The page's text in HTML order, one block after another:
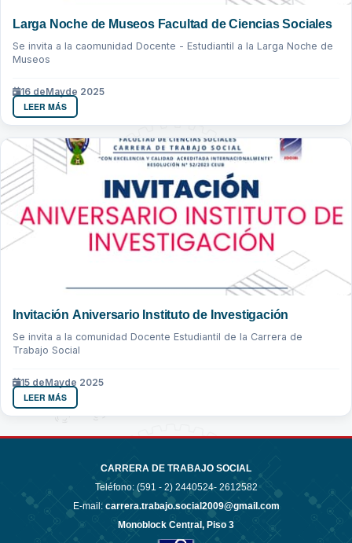
Larga Noche de Museos Facultad de Ciencias Sociales
Se invita a la caomunidad Docente - Estudiantil a la Larga Noche de
Museos
16 deMayde 2025
LEER MÁS
Invitación Aniversario Instituto de Investigación
Se invita a la comunidad Docente Estudiantil de la Carrera de
Trabajo Social
15 deMayde 2025
LEER MÁS
CARRERA DE TRABAJO SOCIAL
Teléfono: (591 - 2) 2440524- 2612582
E-mail: carrera.trabajo.social2009@gmail.com
Monoblock Central, Piso 3